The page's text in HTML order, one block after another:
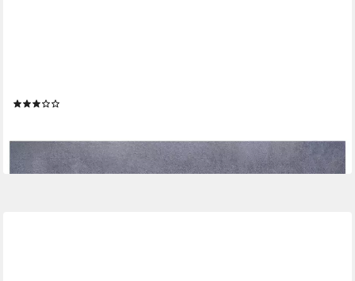
-55%
lieferbar - in 3-4 Werktagen bei dir